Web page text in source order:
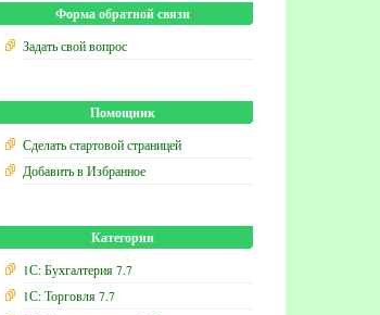
Форма обратной связи
Задать свой вопрос
Помощник
Сделать стартовой страницей
Добавить в Избранное
Категории
1С: Бухгалтерия 7.7
1С: Торговля 7.7